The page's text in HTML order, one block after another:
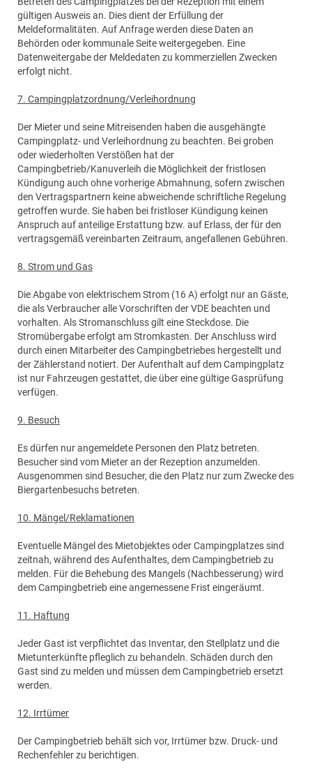
gültigen Ausweis an. Dies dient der Erfüllung der
Meldeformalitäten. Auf Anfrage werden diese Daten an
Behörden oder kommunale Seite weitergegeben. Eine
Datenweitergabe der Meldedaten zu kommerziellen Zwecken
erfolgt nicht.
7. Campingplatzordnung/Verleihordnung
Der Mieter und seine Mitreisenden haben die ausgehängte
Campingplatz- und Verleihordnung zu beachten. Bei groben
oder wiederholten Verstößen hat der
Campingbetrieb/Kanuverleih die Möglichkeit der fristlosen
Kündigung auch ohne vorherige Abmahnung, sofern zwischen
den Vertragspartnern keine abweichende schriftliche Regelung
getroffen wurde. Sie haben bei fristloser Kündigung keinen
Anspruch auf anteilige Erstattung bzw. auf Erlass, der für den
vertragsgemäß vereinbarten Zeitraum, angefallenen Gebühren.
8. Strom und Gas
Die Abgabe von elektrischem Strom (16 A) erfolgt nur an Gäste,
die als Verbraucher alle Vorschriften der VDE beachten und
vorhalten. Als Stromanschluss gilt eine Steckdose. Die
Stromübergabe erfolgt am Stromkasten. Der Anschluss wird
durch einen Mitarbeiter des Campingbetriebes hergestellt und
der Zählerstand notiert. Der Aufenthalt auf dem Campingplatz
ist nur Fahrzeugen gestattet, die über eine gültige Gasprüfung
verfügen.
9. Besuch
Es dürfen nur angemeldete Personen den Platz betreten.
Besucher sind vom Mieter an der Rezeption anzumelden.
Ausgenommen sind Besucher, die den Platz nur zum Zwecke des
Biergartenbesuchs betreten.
10. Mängel/Reklamationen
Eventuelle Mängel des Mietobjektes oder Campingplatzes sind
zeitnah, während des Aufenthaltes, dem Campingbetrieb zu
melden. Für die Behebung des Mangels (Nachbesserung) wird
dem Campingbetrieb eine angemessene Frist eingeräumt.
11. Haftung
Jeder Gast ist verpflichtet das Inventar, den Stellplatz und die
Mietunterkünfte pfleglich zu behandeln. Schäden durch den
Gast sind zu melden und müssen dem Campingbetrieb ersetzt
werden.
12. Irrtümer
Der Campingbetrieb behält sich vor, Irrtümer bzw. Druck- und
Rechenfehler zu berichtigen.